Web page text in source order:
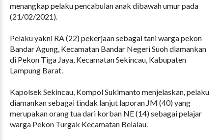
menangkap pelaku pencabulan anak dibawah umur pada
(21/02/2021).
Pelaku yakni RA (22) pekerjaan sebagai tani warga pekon
Bandar Agung, Kecamatan Bandar Negeri Suoh diamankan
di Pekon Tiga Jaya, Kecamatan Sekincau, Kabupaten
Lampung Barat.
Kapolsek Sekincau, Kompol Sukimanto menjelaskan, pelaku
diamankan sebagai tindak lanjut laporan JM (40) yang
merupakan orang tua dari korban NE (14) sebagai pelajar
warga Pekon Turgak Kecamatan Belalau.